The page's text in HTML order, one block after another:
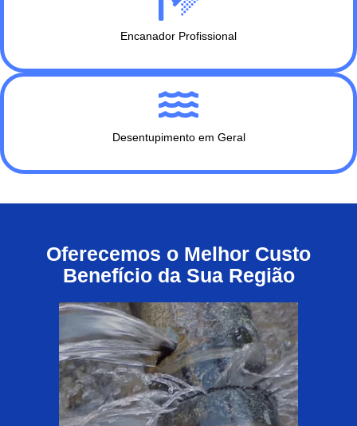
Encanador Profissional
Desentupimento em Geral
Oferecemos o Melhor Custo
Benefício da Sua Região